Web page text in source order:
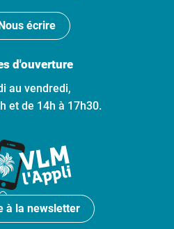
Nous écrire
d'ouverture
au vendredi,
et de 14h à 17h30.
à la newsletter